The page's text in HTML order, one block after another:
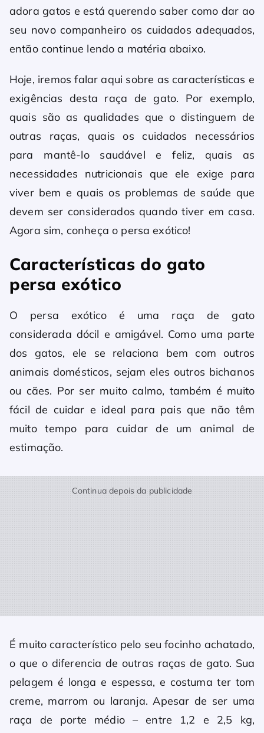
adora gatos e está querendo saber como dar ao
seu novo companheiro os cuidados adequados,
então continue lendo a matéria abaixo.
Hoje, iremos falar aqui sobre as características e
exigências desta raça de gato. Por exemplo,
quais são as qualidades que o distinguem de
outras raças, quais os cuidados necessários
para mantê-lo saudável e feliz, quais as
necessidades nutricionais que ele exige para
viver bem e quais os problemas de saúde que
devem ser considerados quando tiver em casa.
Agora sim, conheça o persa exótico!
Características do gato
persa exótico
O persa exótico é uma raça de gato
considerada dócil e amigável. Como uma parte
dos gatos, ele se relaciona bem com outros
animais domésticos, sejam eles outros bichanos
ou cães. Por ser muito calmo, também é muito
fácil de cuidar e ideal para pais que não têm
muito tempo para cuidar de um animal de
estimação.
Continua depois da publicidade
É muito característico pelo seu focinho achatado,
o que o diferencia de outras raças de gato. Sua
pelagem é longa e espessa, e costuma ter tom
creme, marrom ou laranja. Apesar de ser uma
raça de porte médio – entre 1,2 e 2,5 kg,